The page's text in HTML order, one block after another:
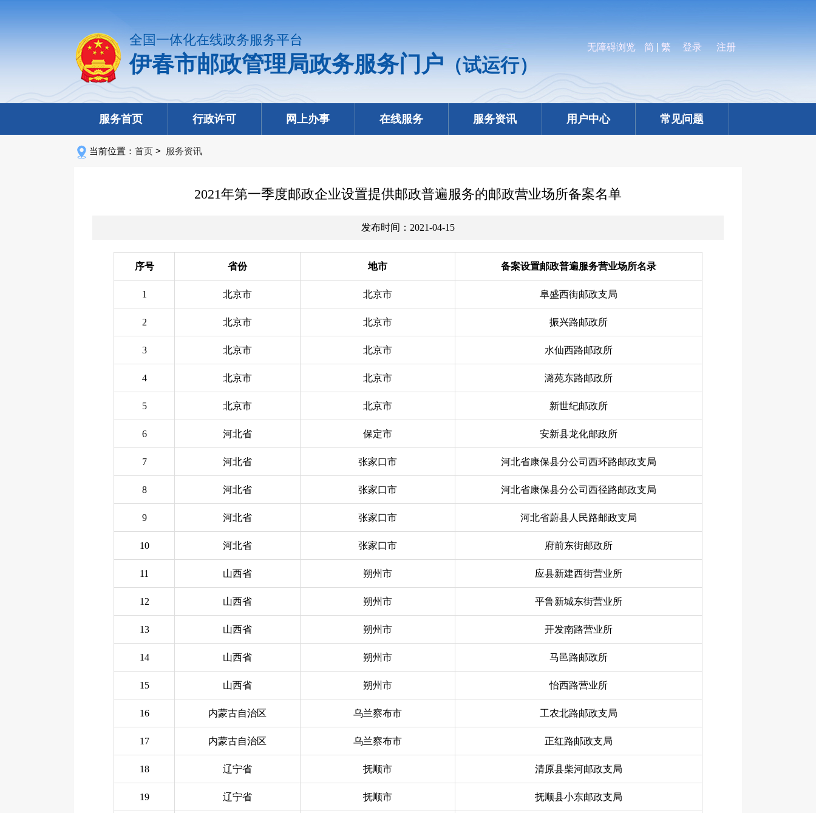
全国一体化在线政务服务平台
伊春市邮政管理局政务服务门户（试运行）
无障碍浏览 简 繁 登录 注册
服务首页 行政许可 网上办事 在线服务 服务资讯 用户中心 常见问题
当前位置： 首页 > 服务资讯
2021年第一季度邮政企业设置提供邮政普遍服务的邮政营业场所备案名单
发布时间：2021-04-15
序号 省份 地市 备案设置邮政普遍服务营业场所名录
1 北京市 北京市 阜盛西街邮政支局
2 北京市 北京市 振兴路邮政所
3 北京市 北京市 水仙西路邮政所
4 北京市 北京市 潞苑东路邮政所
5 北京市 北京市 新世纪邮政所
6 河北省 保定市 安新县龙化邮政所
7 河北省 张家口市 河北省康保县分公司西环路邮政支局
8 河北省 张家口市 河北省康保县分公司西径路邮政支局
9 河北省 张家口市 河北省蔚县人民路邮政支局
10 河北省 张家口市 府前东街邮政所
11 山西省 朔州市 应县新建西街营业所
12 山西省 朔州市 平鲁新城东街营业所
13 山西省 朔州市 开发南路营业所
14 山西省 朔州市 马邑路邮政所
15 山西省 朔州市 怡西路营业所
16 内蒙古自治区 乌兰察布市 工农北路邮政支局
17 内蒙古自治区 乌兰察布市 正红路邮政支局
18 辽宁省 抚顺市 清原县柴河邮政支局
19 辽宁省 抚顺市 抚顺县小东邮政支局